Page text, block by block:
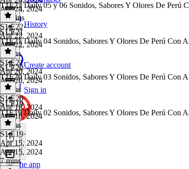
History
Create account
Sign in
Get the app
Apr 24, 2024
11 mins
T1E22 Daily 05 y 06 Sonidos, Sabores Y Olores De Perú
S1 E22·
Apr 22, 2024
Apr 22, 2024
8 mins
S1 E21
T1E21 Daily 04 Sonidos, Sabores Y Olores De Perú Con
S1 E21·
Apr 20, 2024
Apr 20, 2024
8 mins
S1 E20
T1E20 Daily 03 Sonidos, Sabores Y Olores De Perú Con
S1 E20·
Apr 18, 2024
Apr 18, 2024
8 mins
S1 E19
T1E19 Daily 02 Sonidos, Sabores Y Olores De Perú Con
S1 E19·
Apr 15, 2024
Apr 15, 2024
7 mins